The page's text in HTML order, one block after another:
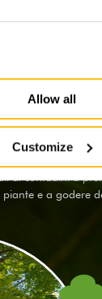
Allow all
Customize
1500 alberi
Limone, Papaya e
di contadini a
piante e a godere